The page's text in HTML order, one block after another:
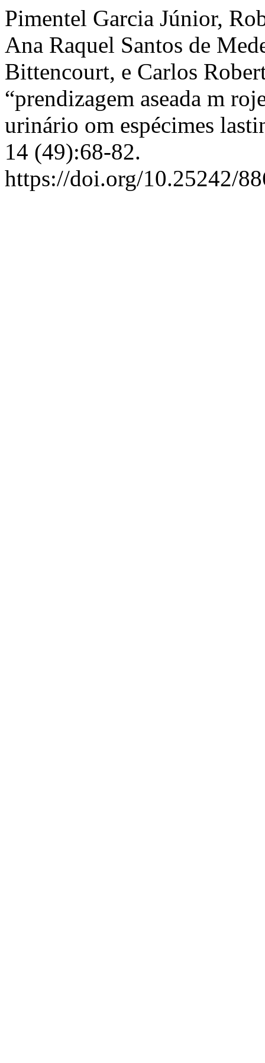
Pimentel Garcia Júnior,
Ana Raquel Santos de
Bittencourt, e Carlos
“prendizagem aseada m
urinário om espécimes
14 (49):68-82.
https://doi.org/10.25242/